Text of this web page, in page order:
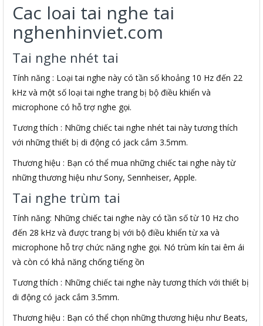
Cac loai tai nghe tai
nghenhinviet.com
Tai nghe nhét tai
Tính năng : Loại tai nghe này có tần số khoảng 10 Hz đến 22
kHz và một số loại tai nghe trang bị bộ điều khiển và
microphone có hỗ trợ nghe gọi.
Tương thích : Những chiếc tai nghe nhét tai này tương thích
với những thiết bị di động có jack cắm 3.5mm.
Thương hiệu : Bạn có thể mua những chiếc tai nghe này từ
những thương hiệu như Sony, Sennheiser, Apple.
Tai nghe trùm tai
Tính năng: Những chiếc tai nghe này có tần số từ 10 Hz cho
đến 28 kHz và được trang bị với bộ điều khiển từ xa và
microphone hỗ trợ chức năng nghe gọi. Nó trùm kín tai êm ái
và còn có khả năng chống tiếng ồn
Tương thích : Những chiếc tai nghe này tương thích với thiết bị
di động có jack cắm 3.5mm.
Thương hiệu : Bạn có thể chọn những thương hiệu như Beats,